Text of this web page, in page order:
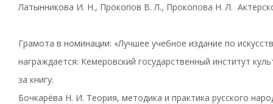
Латынникова И. Н., Прокопов В. Л., Прокопова Н. Л.
Грамота в номинации: «Лучшее учебное издание по
награждается: Кемеровский государственный институт
за книгу:
Бочкарёва Н. И. Теория, методика и практика русского